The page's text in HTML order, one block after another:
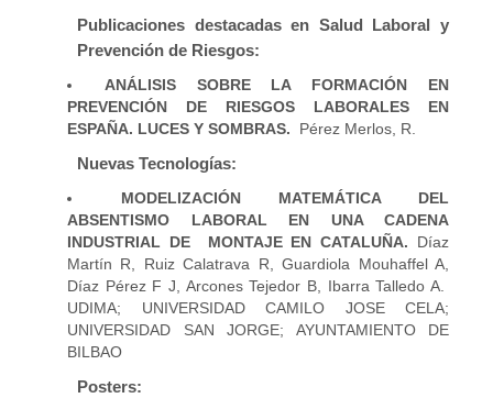
Publicaciones destacadas en Salud Laboral y
Prevención de Riesgos:
ANÁLISIS SOBRE LA FORMACIÓN EN
PREVENCIÓN DE RIESGOS LABORALES EN
ESPAÑA. LUCES Y SOMBRAS. Pérez Merlos, R.
Nuevas Tecnologías:
MODELIZACIÓN MATEMÁTICA DEL
ABSENTISMO LABORAL EN UNA CADENA
INDUSTRIAL DE MONTAJE EN CATALUÑA. Díaz
Martín R, Ruiz Calatrava R, Guardiola Mouhaffel A,
Díaz Pérez F J, Arcones Tejedor B, Ibarra Talledo A.
UDIMA; UNIVERSIDAD CAMILO JOSE CELA;
UNIVERSIDAD SAN JORGE; AYUNTAMIENTO DE
BILBAO
Posters: